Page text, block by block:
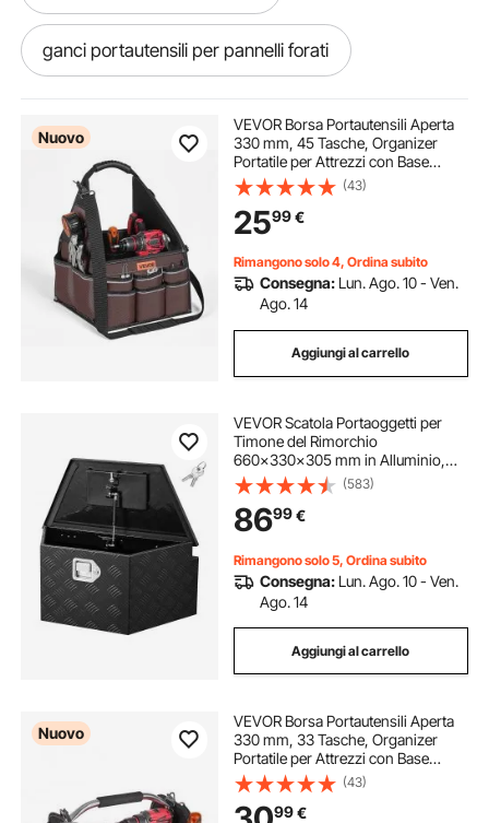
ganci portautensili per pannelli forati
ganci per pannello forato portautensili
ganci pannello forato portautensili
pannelli portautensili officina
pannello forato portautensili officina
cassetta portautensili portautensili parete
portautensili da parete
ganci per pannello portautensili
barra magnetica portautensili
organizer parete portautensili
Nuovo
VEVOR Borsa Portautensili Aperta
330 mm, 45 Tasche, Organizer
Portatile per Attrezzi con Base
Resistente e Durevole, Manico
Comodo e Tracolla Regolabile, per
Professionisti, Fai da Te e Cantiere
(43)
2599€
Rimangono solo 4, Ordina subito
Consegna: Lun. Ago. 10 - Ven.
Ago. 14
Aggiungi al carrello
VEVOR Scatola Portaoggetti per
Timone del Rimorchio
660x330x305 mm in Alluminio,
Cassone Portautensili con Serratura
per Rimorchio Capacità di Carico
50 kg Scatola di Stoccaggio per
Attrezzi, Nero
(583)
8699€
Rimangono solo 5, Ordina subito
Consegna: Lun. Ago. 10 - Ven.
Ago. 14
Aggiungi al carrello
Nuovo
VEVOR Borsa Portautensili Aperta
330 mm, 33 Tasche, Organizer
Portatile per Attrezzi con Base
Rigida in Plastica, Resistente
all'Acqua, Tracolla Regolabile, per
Professionisti, Fai da Te e Cantiere
(43)
99€